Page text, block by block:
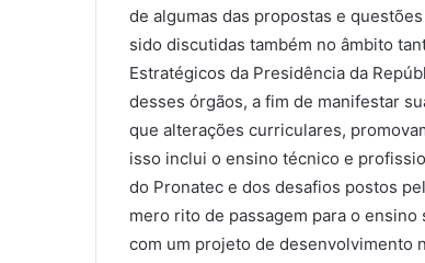
de algumas das propostas e
sido discutidas também no âmbito
Estratégicos da Presidência da
desses órgãos, a fim de manifestar
que alterações curriculares,
isso inclui o ensino técnico e
do Pronatec e dos desafios postos
mero rito de passagem para o
com um projeto de desenvolvimento